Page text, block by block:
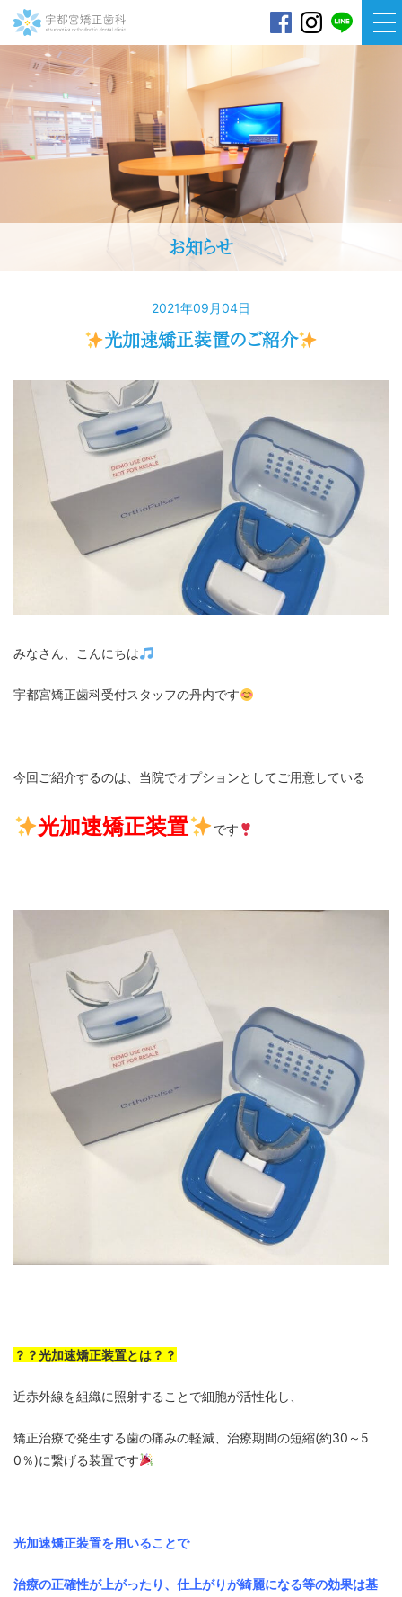
宇都宮矯正歯科
お知らせ
2021年09月04日
光加速矯正装置のご紹介
みなさん、こんにちは
宇都宮矯正歯科受付スタッフの丹内です
今回ご紹介するのは、当院でオプションとしてご用意している
光加速矯正装置 です
？？光加速矯正装置とは？？
近赤外線を組織に照射することで細胞が活性化し、
矯正治療で発生する歯の痛みの軽減、治療期間の短縮(約30～5
0％)に繋げる装置です
光加速矯正装置を用いることで
治療の正確性が上がったり、仕上がりが綺麗になる等の効果は基